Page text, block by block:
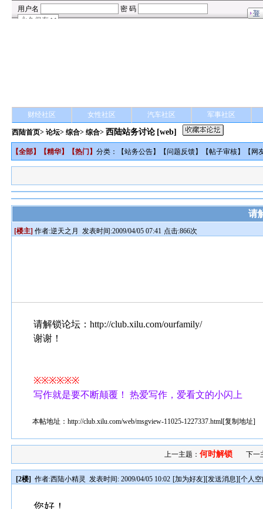
财经社区 女性社区 汽车社区 军事社区
西陆首页>论坛>综合> 综合> 西陆站务讨论 [web]
【全部】【精华】【热门 】分类：【站务公告】【问题反馈】【帖子审核】【 网
请
[楼主] 作者:逆天之月 发表时间:2009/04/05 07:41 点击:866次
请解锁论坛：http://club.xilu.com/ourfamily/
谢谢！
※※※※※※
写作就是要不断颠覆！ 热爱写作，爱看文的小闪上
本帖地址：http://club.xilu.com/web/msgview-11025-1227337.html[复制地址]
上一主题： 何时解锁 下一
[2楼] 作者:西陆小精灵 发表时间: 2009/04/05 10:02 [加为好友][发送消息][个人
您好！